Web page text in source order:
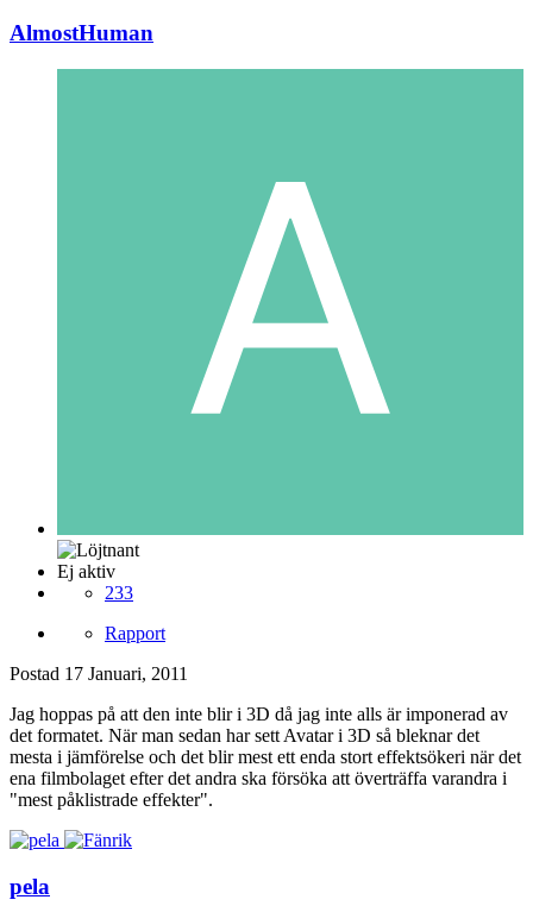
AlmostHuman
Ej aktiv
233
Rapport
Postad 17 Januari, 2011
Jag hoppas på att den inte blir i 3D då jag inte alls är imponerad av
det formatet. När man sedan har sett Avatar i 3D så bleknar det
mesta i jämförelse och det blir mest ett enda stort effektsökeri när det
ena filmbolaget efter det andra ska försöka att överträffa varandra i
"mest påklistrade effekter".
pela